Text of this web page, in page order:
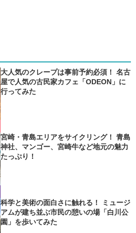
大人気のクレープは事前予約必須！ 名古
屋で人気の古民家カフェ「ODEON」に
行ってみた
宮崎・青島エリアをサイクリング！ 青島
神社、マンゴー、宮崎牛など地元の魅力
たっぷり！
科学と美術の面白さに触れる！ ミュージ
アムが建ち並ぶ市民の憩いの場「白川公
園」を歩いてみた